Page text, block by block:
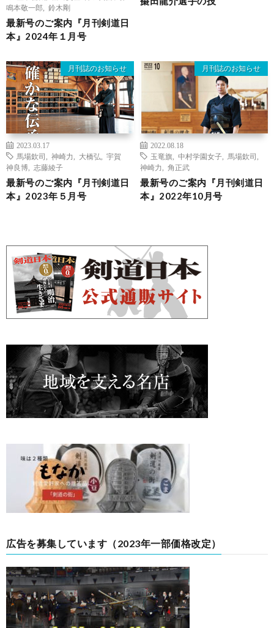
鳴本敬一郎
鈴木剛
最新号のご案内『月刊剣道日
本』2024年１月号
月刊誌のお知らせ
2023.03.17
馬場欽司
神崎力 大橋弘
宇賀
神良博
志藤綾子
最新号のご案内『月刊剣道日
本』2023年５月号
月刊誌のお知らせ
2022.08.18
玉竜旗
中村学園女子 馬場欽司
神崎力
角正武
最新号のご案内『月刊剣道日
本』2022年10月号
広告を募集しています（2023年一部価格改定）